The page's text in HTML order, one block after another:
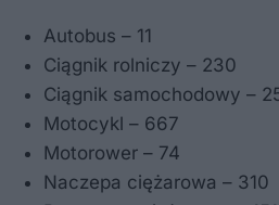
Autobus – 11
Ciągnik rolniczy – 230
Ciągnik samochodowy –
Motocykl – 667
Motorower – 74
Naczepa ciężarowa – 310